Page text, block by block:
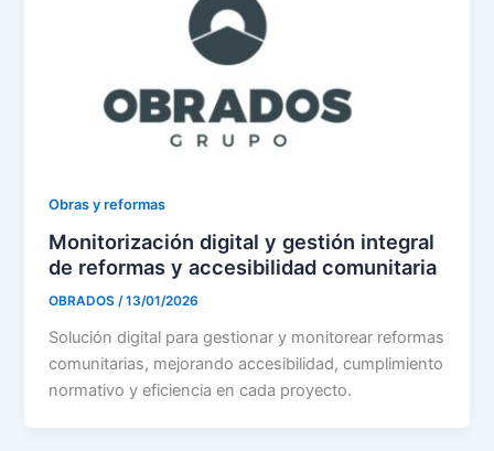
Obras y reformas
Monitorización digital y gestión integral
de reformas y accesibilidad comunitaria
OBRADOS/13/01/2026
Solución digital para gestionar y monitorear reformas
comunitarias, mejorando accesibilidad, cumplimiento
normativo y eficiencia en cada proyecto.